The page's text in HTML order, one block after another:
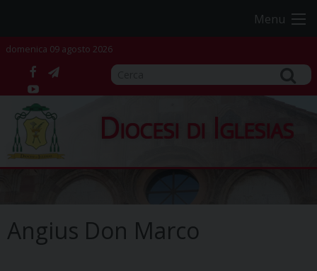
content
Menu
domenica 09 agosto 2026
facebook
telegram
YouTube
Diocesi di Iglesias
Angius Don Marco